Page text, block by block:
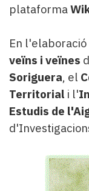
plataforma
En
veïns i veïnes
Soriguera, el
Territorial i l'
Estudis de